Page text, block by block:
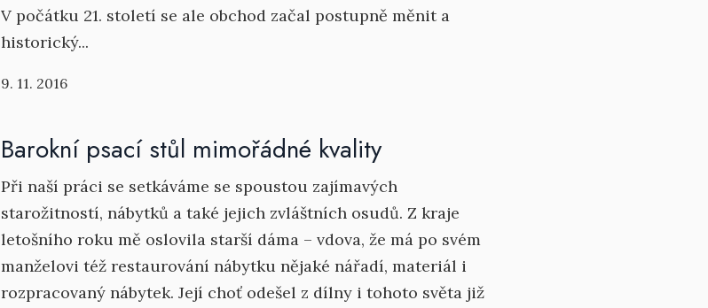
V počátku 21. století se ale obchod začal postupně měnit a
historický...
9. 11. 2016
Barokní psací stůl mimořádné kvality
Při naší práci se setkáváme se spoustou zajímavých
starožitností, nábytků a také jejich zvláštních osudů. Z kraje
letošního roku mě oslovila starší dáma – vdova, že má po svém
manželovi též restaurování nábytku nějaké nářadí, materiál i
rozpracovaný nábytek. Její choť odešel z dílny i tohoto světa již